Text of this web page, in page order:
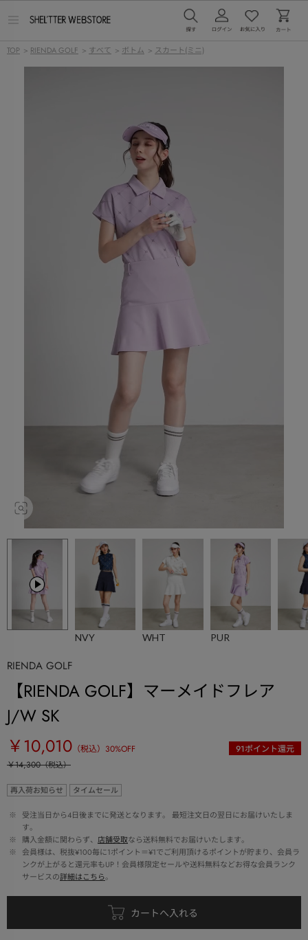
ー
TOP > RIENDA GOLF > すべて > ボトム > スカート(ミニ)
NVY WHT PUR
RIENDA GOLF
【RIENDA GOLF】マーメイドフレア
J/W SK
￥10,010 （税込） 30%OFF 91ポイント還元
￥14,300（税込）
再入荷お知らせ タイムセール
※
受注当日から4日後までに発送となります。 最短注文日の翌日にお届けいたしま
す。
※
購入金額に関わらず、 店舗受取なら送料無料でお届けいたします。
※
会員様は、税抜¥100毎に1ポイント＝¥1でご利用頂けるポイントが貯まり、会員ラ
ンクが上がると還元率もUP！会員様限定セールや送料無料などお得な会員ランク
サービスの詳細はこちら。